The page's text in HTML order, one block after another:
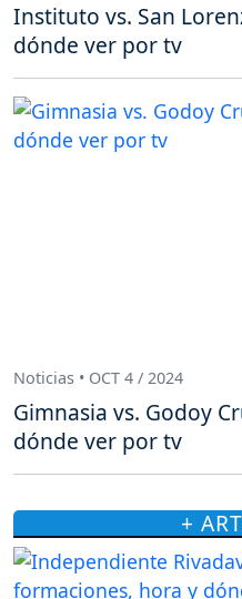
Instituto vs. San
dónde ver por tv
Noticias • OCT 4 / 2024
Gimnasia vs. Godoy
dónde ver por tv
+